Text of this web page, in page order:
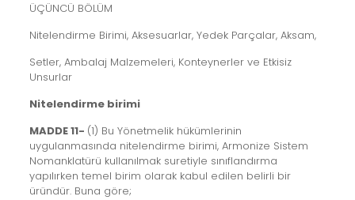
ÜÇÜNCÜ BÖLÜM
Nitelendirme Birimi, Aksesuarlar, Yedek Parçalar, Aksam,
Setler, Ambalaj Malzemeleri, Konteynerler ve Etkisiz
Unsurlar
Nitelendirme birimi
MADDE 11- (1) Bu Yönetmelik hükümlerinin
uygulanmasında nitelendirme birimi, Armonize Sistem
Nomanklatürü kullanılmak suretiyle sınıflandırma
yapılırken temel birim olarak kabul edilen belirli bir
üründür. Buna göre;